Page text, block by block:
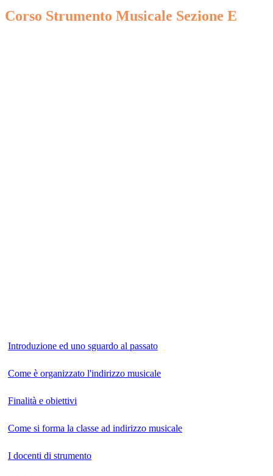
Corso Strumento Musicale Sezione E
Introduzione ed uno sguardo al passato
Come è organizzato l'indirizzo musicale
Finalità e obiettivi
Come si forma la classe ad indirizzo musicale
I docenti di strumento